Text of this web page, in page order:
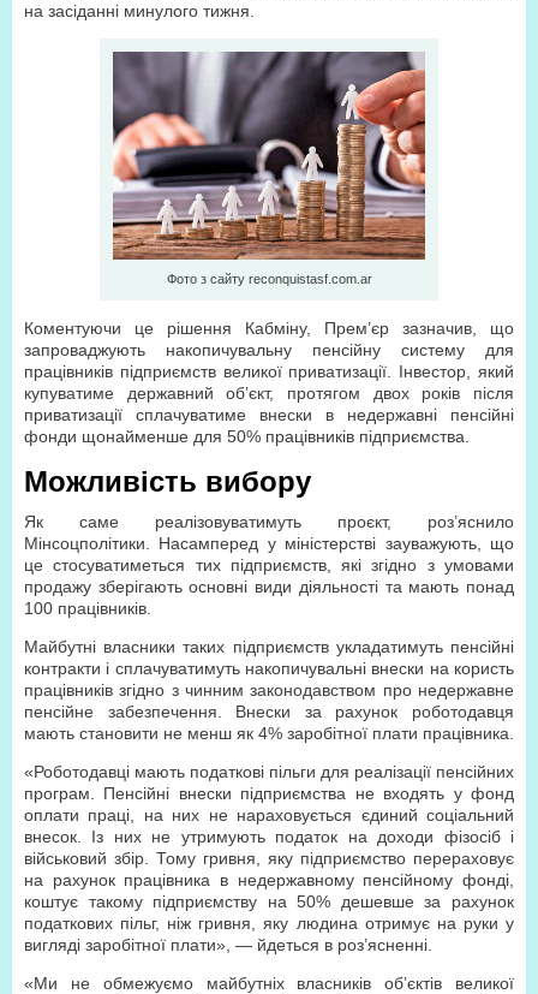
на засіданні минулого тижня.
Фото з сайту reconquistasf.com.ar
Коментуючи це рішення Кабміну, Прем’єр зазначив, що
запроваджують накопичувальну пенсійну систему для
працівників підприємств великої приватизації. Інвестор, який
купуватиме державний об’єкт, протягом двох років після
приватизації сплачуватиме внески в недержавні пенсійні
фонди щонайменше для 50% працівників підприємства.
Можливість вибору
Як саме реалізовуватимуть проєкт, роз’яснило
Мінсоцполітики. Насамперед у міністерстві зауважують, що
це стосуватиметься тих підприємств, які згідно з умовами
продажу зберігають основні види діяльності та мають понад
100 працівників.
Майбутні власники таких підприємств укладатимуть пенсійні
контракти і сплачуватимуть накопичувальні внески на користь
працівників згідно з чинним законодавством про недержавне
пенсійне забезпечення. Внески за рахунок роботодавця
мають становити не менш як 4% заробітної плати працівника.
«Роботодавці мають податкові пільги для реалізації пенсійних
програм. Пенсійні внески підприємства не входять у фонд
оплати праці, на них не нараховується єдиний соціальний
внесок. Із них не утримують податок на доходи фізосіб і
військовий збір. Тому гривня, яку підприємство перераховує
на рахунок працівника в недержавному пенсійному фонді,
коштує такому підприємству на 50% дешевше за рахунок
податкових пільг, ніж гривня, яку людина отримує на руки у
вигляді заробітної плати», — йдеться в роз’ясненні.
«Ми не обмежуємо майбутніх власників об’єктів великої